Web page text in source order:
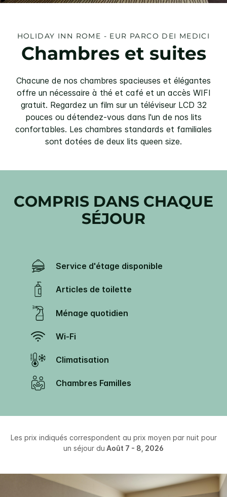
HOLIDAY INN ROME - EUR PARCO DEI MEDICI
Chambres et suites
Chacune de nos chambres spacieuses et élégantes
offre un nécessaire à thé et café et un accès WIFI
gratuit. Regardez un film sur un téléviseur LCD 32
pouces ou détendez-vous dans l'un de nos lits
confortables. Les chambres standards et familiales
sont dotées de deux lits queen size.
COMPRIS DANS CHAQUE
SÉJOUR
Service d'étage disponible
Articles de toilette
Ménage quotidien
Wi-Fi
Climatisation
Chambres Familles
Les prix indiqués correspondent au prix moyen par nuit pour
un séjour du Août 7 - 8, 2026